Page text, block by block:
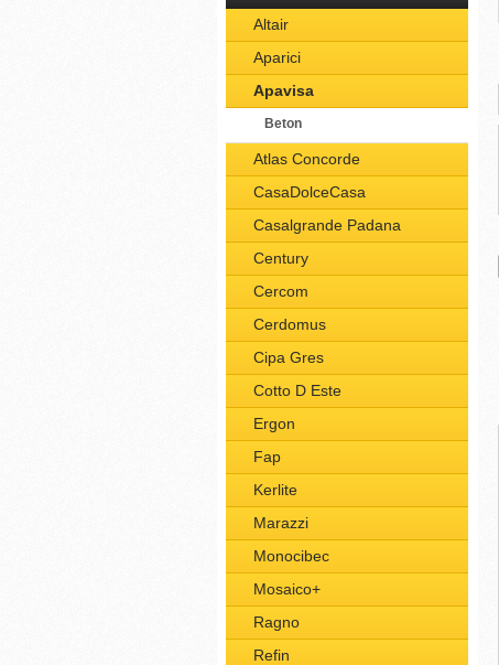
Altair
Aparici
Apavisa
Beton
Atlas Concorde
CasaDolceCasa
Casalgrande Padana
Century
Cercom
Cerdomus
Cipa Gres
Cotto D Este
Ergon
Fap
Kerlite
Marazzi
Monocibec
Mosaico+
Ragno
Refin